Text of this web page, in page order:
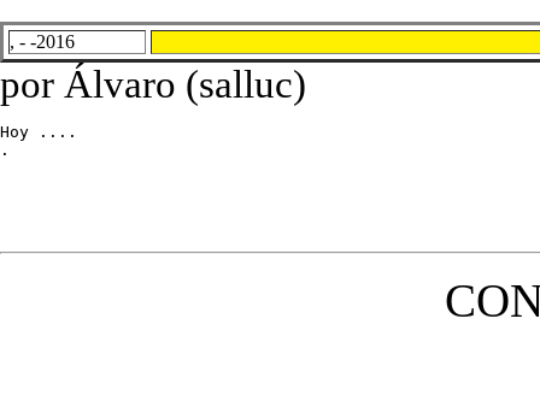
, - -2016
por Álvaro (salluc)
Hoy ....
.